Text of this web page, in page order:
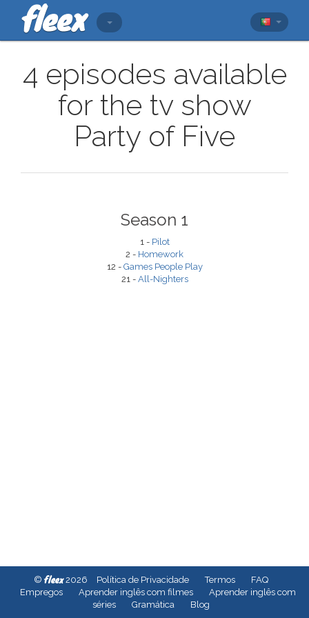
4 episodes available
for the tv show
Party of Five
Season 1
1 - Pilot
2 - Homework
12 - Games People Play
21 - All-Nighters
© fleex2026 Política de Privacidade Termos
FAQ
Empregos
Aprender inglês com filmes
Aprender inglês com
séries
Gramática Blog